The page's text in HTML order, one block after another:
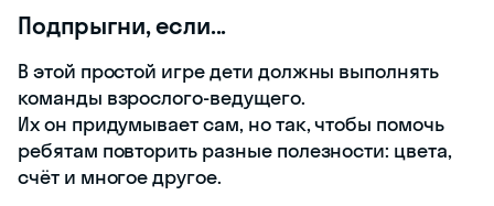
Подпрыгни, если...
В этой простой игре дети должны выполнять
команды взрослого-ведущего.
Их он придумывает сам, но так, чтобы помочь
ребятам повторить разные полезности: цвета,
счёт и многое другое.